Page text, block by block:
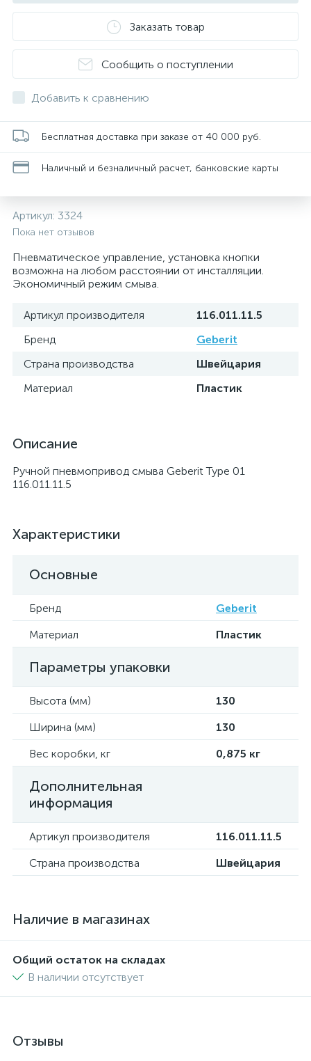
Заказать товар
Сообщить о поступлении
Добавить к сравнению
Бесплатная доставка при заказе от 40 000 руб.
Наличный и безналичный расчет, банковские карты
Артикул: 3324
Пока нет отзывов
Пневматическое управление, установка кнопки
возможна на любом расстоянии от инсталляции.
Экономичный режим смыва.
Артикул производителя
116.011.11.5
Бренд
Geberit
Страна производства
Швейцария
Материал
Пластик
Описание
Ручной пневмопривод смыва Geberit Type 01
116.011.11.5
Характеристики
Основные
Бренд
Geberit
Материал
Пластик
Параметры упаковки
Высота (мм)
130
Ширина (мм)
130
Вес коробки, кг
0,875 кг
Дополнительная
информация
Артикул производителя
116.011.11.5
Страна производства
Швейцария
Наличие в магазинах
Общий остаток на складах
В наличии отсутствует
Отзывы